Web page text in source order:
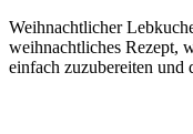
Weihnachtlicher
weihnachtliches Rezept,
einfach zuzubereiten und